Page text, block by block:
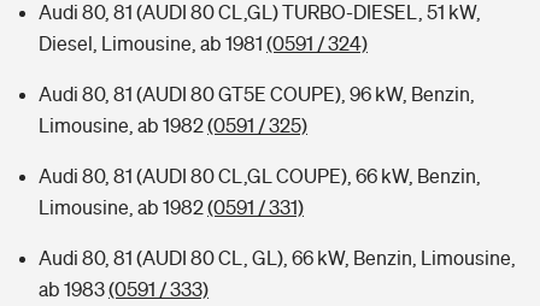
Audi 80, 81 (AUDI 80 CL,GL) TURBO-DIESEL, 51 kW,
Diesel, Limousine, ab 1981 (0591 / 324)
Audi 80, 81 (AUDI 80 GT5E COUPE), 96 kW, Benzin,
Limousine, ab 1982(0591 / 325)
Audi 80, 81 (AUDI 80 CL,GL COUPE), 66 kW, Benzin,
Limousine, ab 1982(0591 / 331)
Audi 80, 81 (AUDI 80 CL, GL), 66 kW, Benzin, Limousine,
ab 1983(0591 / 333)